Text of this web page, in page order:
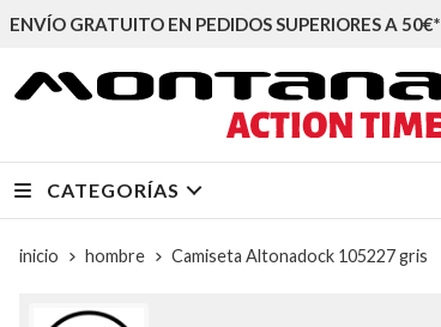
ENVÍO GRATUITO EN PEDIDOS SUPERIORES A 50€*
CATEGORÍAS
inicio hombre Camiseta Altonadock 105227 gris